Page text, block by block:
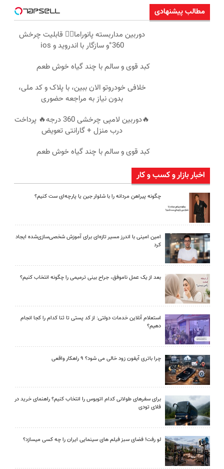
مطالب پیشنهادی
دوربین مداربسته پانوراما👈🏻 قابلیت چرخش
360°و سازگار با اندروید و ios
کبد قوی و سالم با چند گیاه خوش طعم
خلافی خودروتو الان ببین، با پلاک و کد ملی،
بدون نیاز به مراجعه حضوری
🔥دوربین لامپی چرخشی 360 درجه🔥 پرداخت
درب منزل + گارانتی تعویض
کبد قوی و سالم با چند گیاه خوش طعم
اخبار بازار و کسب و کار
چگونه پیراهن مردانه را با شلوار جین یا پارچه‌ای ست کنیم؟
امین امینی با اندرز مسیر تازه‌ای برای آموزش شخصی‌سازی‌شده ایجاد
کرد
بعد از یک عمل ناموفق، جراح بینی ترمیمی را چگونه انتخاب کنیم؟
استعلام آنلاین خدمات دولتی: از کد پستی تا ثنا کدام را کجا انجام
دهیم؟
چرا باتری آیفون زود خالی می شود؟ ۹ راهکار واقعی
برای سفرهای طولانی کدام اتوبوس را انتخاب کنیم؟ راهنمای خرید در
فلای تودی
لو رفت! فضای سبز فیلم های سینمایی ایران را چه کسی میسازد؟